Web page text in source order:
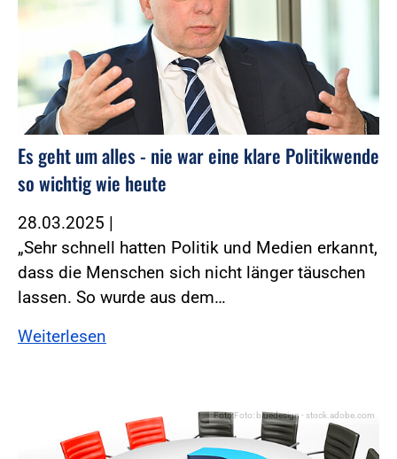
Es geht um alles - nie war eine klare Politikwende
so wichtig wie heute
28.03.2025 |
„Sehr schnell hatten Politik und Medien erkannt,
dass die Menschen sich nicht länger täuschen
lassen. So wurde aus dem…
Weiterlesen
Foto:Foto: bluedesign - stock.adobe.com